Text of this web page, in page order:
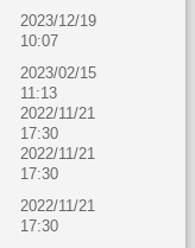
2023/12/19
10:07
2023/02/15
11:13
2022/11/21
17:30
2022/11/21
17:30
2022/11/21
17:30